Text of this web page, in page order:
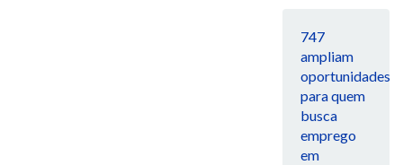
747
ampliam
oportunidades
para quem
busca
emprego
em